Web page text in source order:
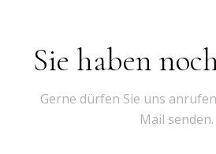
Sie haben
Gerne dürfen Sie uns
Mail senden.